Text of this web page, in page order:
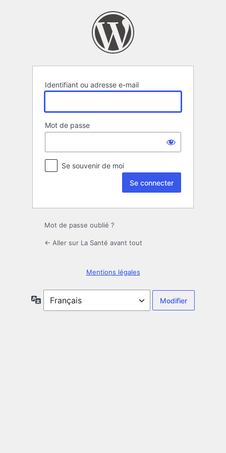
Identifiant ou adresse e-mail
Mot de passe
Se souvenir de moi
Mot de passe oublié ?
← Aller sur La Santé avant tout
Mentions légales
Langue